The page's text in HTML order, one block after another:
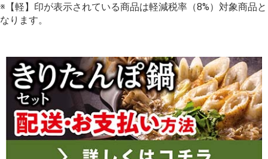
※【軽】印が表示されている商品は軽減税率（8%）対象商品と
なります。